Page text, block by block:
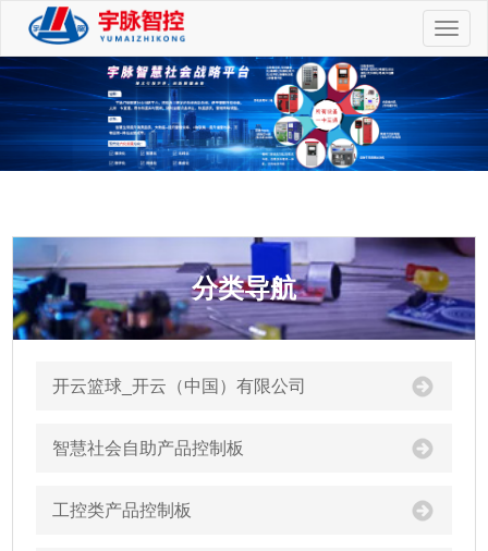
切
换
航
分类导航
开云篮球_开云（中国）有限公司
智慧社会自助产品控制板
工控类产品控制板